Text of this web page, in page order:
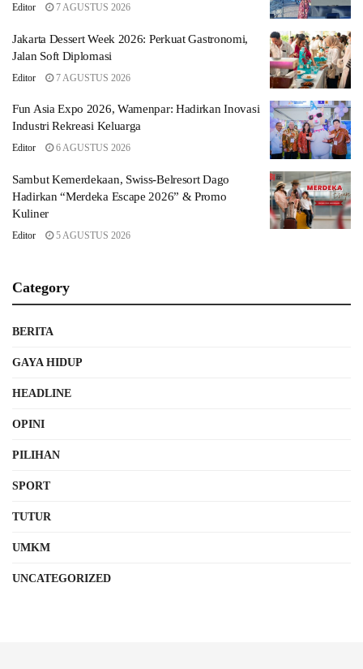
Editor 7 AGUSTUS 2026
Jakarta Dessert Week 2026: Perkuat Gastronomi,
Jalan Soft Diplomasi
Editor 7 AGUSTUS 2026
Fun Asia Expo 2026, Wamenpar: Hadirkan Inovasi
Industri Rekreasi Keluarga
Editor 6 AGUSTUS 2026
Sambut Kemerdekaan, Swiss-Belresort Dago
Hadirkan “Merdeka Escape 2026” & Promo
Kuliner
Editor 5 AGUSTUS 2026
Category
BERITA
GAYA HIDUP
HEADLINE
OPINI
PILIHAN
SPORT
TUTUR
UMKM
UNCATEGORIZED